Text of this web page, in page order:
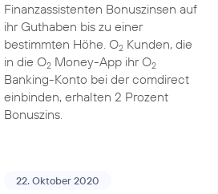
Finanzassistenten Bonuszinsen auf
ihr Guthaben bis zu einer
bestimmten Höhe. O2Kunden, die
in die O2Money-App ihr O2
Banking-Konto bei der comdirect
einbinden, erhalten 2 Prozent
Bonuszins.
22. Oktober 2020